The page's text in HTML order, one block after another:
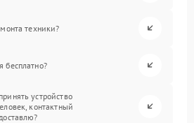
техники?
бесплатно?
устройство
контактный